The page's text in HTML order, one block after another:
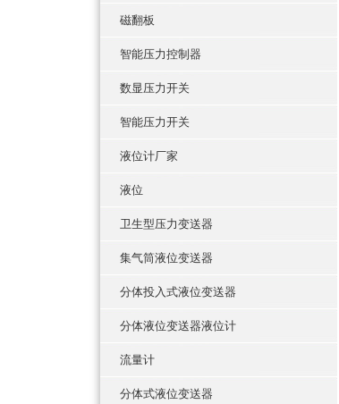
磁翻板
智能压力控制器
数显压力开关
智能压力开关
液位计厂家
液位
卫生型压力变送器
集气筒液位变送器
分体投入式液位变送器
分体液位变送器液位计
流量计
分体式液位变送器